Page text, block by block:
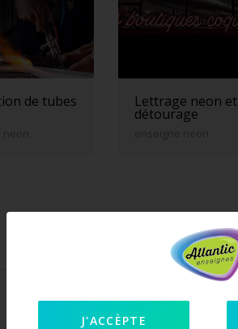
de tubes Lettrage neon et
détourage
enseigne neon
J'ACCÈPTE